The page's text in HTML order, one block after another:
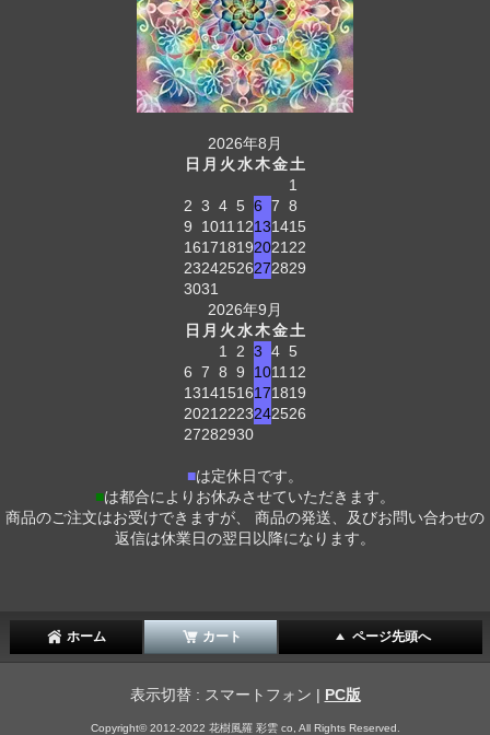
2026年8月
日 月 火水木金土
1
2 3 4 5 6 7 8
9
1011 12131415
161718192021 22
23242526272829
3031
2026年9月
日 月 火水木金土
1
2 3 4 5
6 7 8 9 1011 12
13141516171819
2021 2223242526
27282930
■は定休日です。
■は都合によりお休みさせていただきます。
商品のご注文はお受けできますが、 商品の発送、及びお問い合わせの
返信は休業日の翌日以降になります。
ホーム カート ページ先頭へ
表示切替 : スマートフォン | PC版
Copyright© 2012-2022 花樹風羅 彩雲 co, All Rights Reserved.